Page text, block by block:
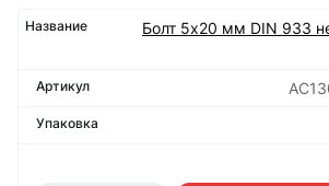
Болт 5х20 мм DIN 933